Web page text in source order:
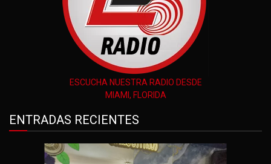
ESCUCHA NUESTRA RADIO DESDE
MIAMI, FLORIDA
ENTRADAS RECIENTES